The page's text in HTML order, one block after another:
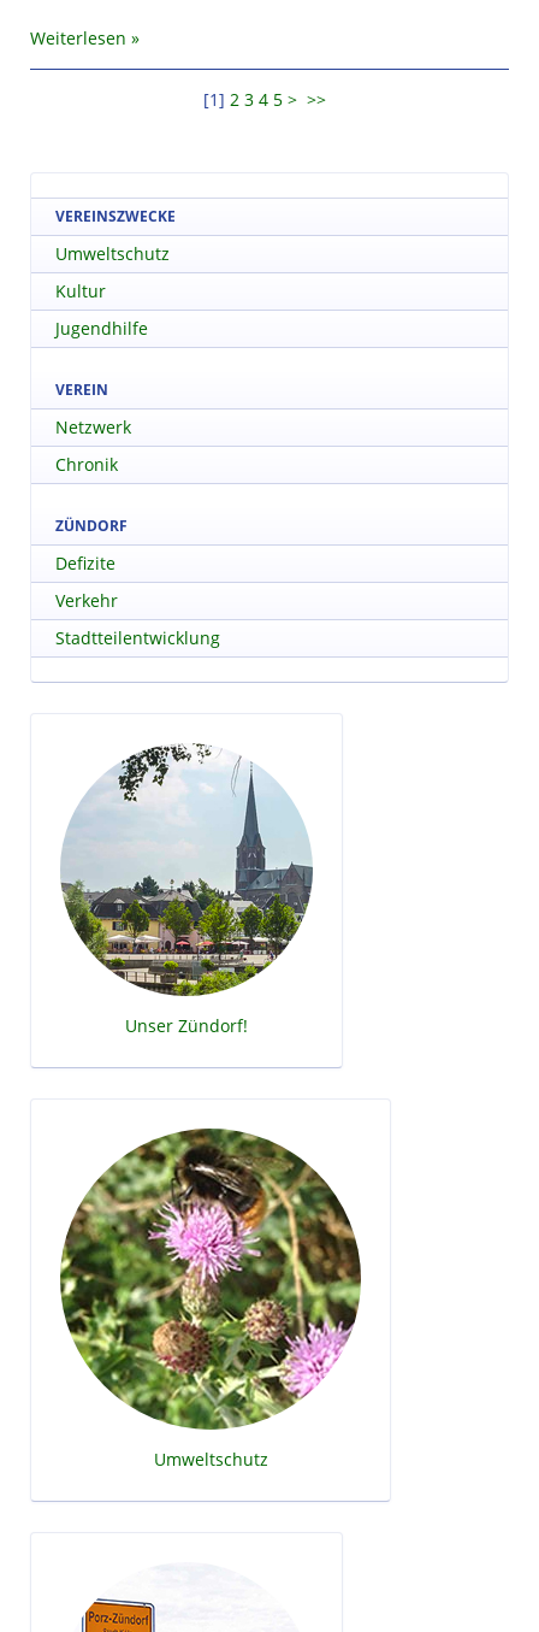
Weiterlesen
[1] 2 3 4 5 > >>
VEREINSZWECKE
Umweltschutz
Kultur
Jugendhilfe
VEREIN
Netzwerk
Chronik
ZÜNDORF
Defizite
Verkehr
Stadtteilentwicklung
Unser Zündorf!
Umweltschutz